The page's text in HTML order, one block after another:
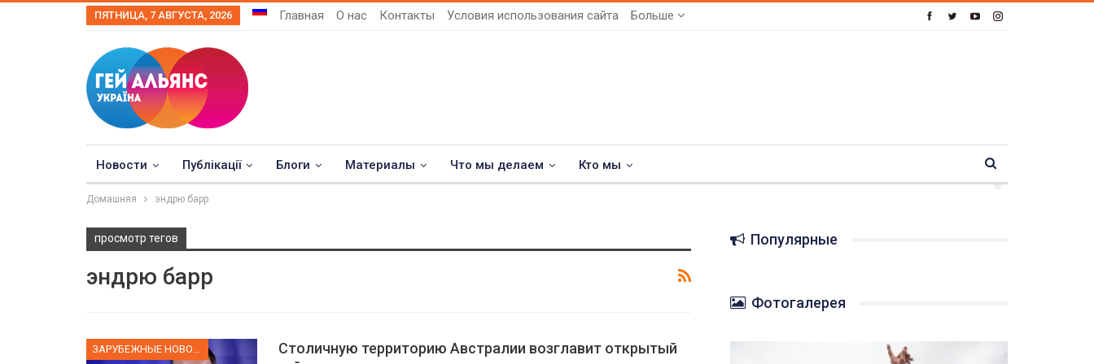
ПЯТНИЦА, 7 АВГУСТА, 2026 Главная О нас Контакты Условия использования сайта Больше
Новости Публікації Блоги Материалы Что мы делаем Кто мы
Домашняя эндрю барр
просмотр тегов
эндрю барр
Столичную территорию Австралии возглавит открытый
Популярные
Фотогалерея